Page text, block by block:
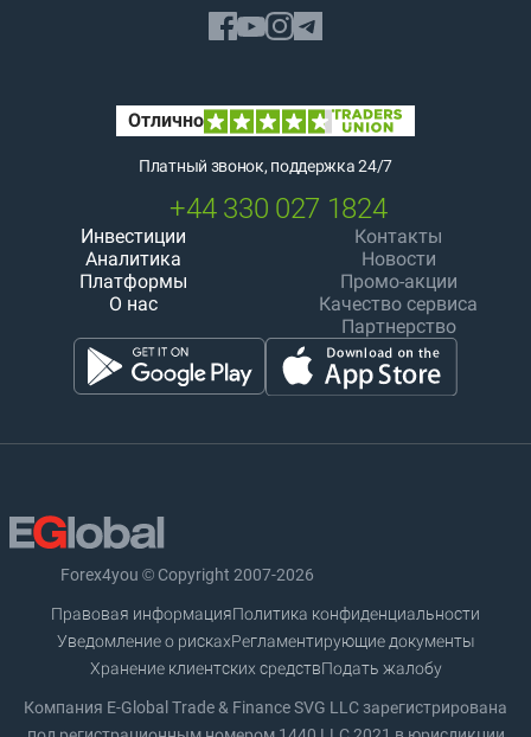
Платный звонок, поддержка 24/7
+44 330 027 1824
Инвестиции
Аналитика
Платформы
О нас
Контакты
Новости
Промо-акции
Качество сервиса
Партнерство
Forex4you © Copyright 2007-2026
Правовая информацияПолитика конфиденциальности
Уведомление о рискахРегламентирующие документы
Хранение клиентских средствПодать жалобу
Компания E-Global Trade & Finance SVG LLC зарегистрирована